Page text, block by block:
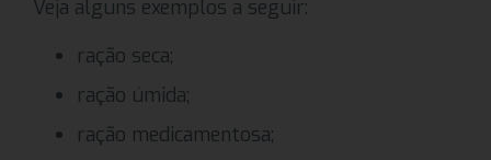
Veja alguns exemplos a seguir:
ração seca;
ração úmida;
ração medicamentosa;